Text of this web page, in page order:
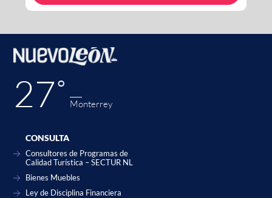
27˚ Monterrey
CONSULTA
Consultores de Programas de
Calidad Turística – SECTUR NL
Bienes Muebles
Ley de Disciplina Financiera